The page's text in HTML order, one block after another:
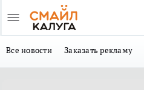
Все новости Заказать рекламу